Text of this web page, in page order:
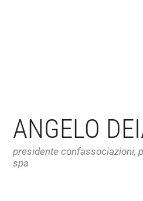
ANGELO
presidente confassociazioni,
spa